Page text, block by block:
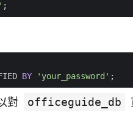
;
BY 'your_password' ;
對 officeguide_db